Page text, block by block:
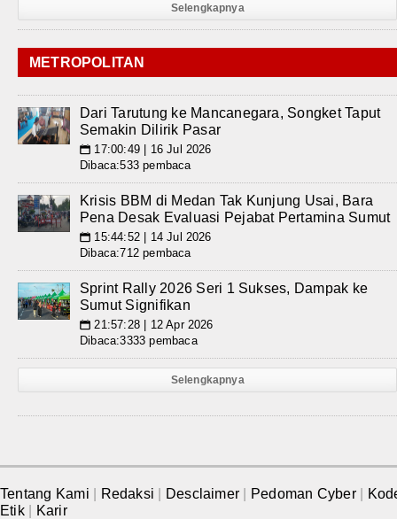
Selengkapnya
METROPOLITAN
Dari Tarutung ke Mancanegara, Songket Taput
Semakin Dilirik Pasar
📅 17:00:49 | 16 Jul 2026
Dibaca:533 pembaca
Krisis BBM di Medan Tak Kunjung Usai, Bara
Pena Desak Evaluasi Pejabat Pertamina Sumut
📅 15:44:52 | 14 Jul 2026
Dibaca:712 pembaca
Sprint Rally 2026 Seri 1 Sukses, Dampak ke
Sumut Signifikan
📅 21:57:28 | 12 Apr 2026
Dibaca:3333 pembaca
Selengkapnya
Tentang Kami Redaksi Desclaimer Pedoman Cyber
Etik
Karir